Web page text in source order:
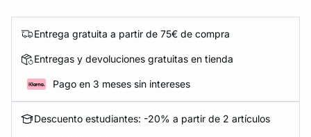
Entrega gratuita a partir de 75€ de compra
Entregas y devoluciones gratuitas en tienda
Pago en 3 meses sin intereses
Descuento estudiantes: -20% a partir de 2 artículos